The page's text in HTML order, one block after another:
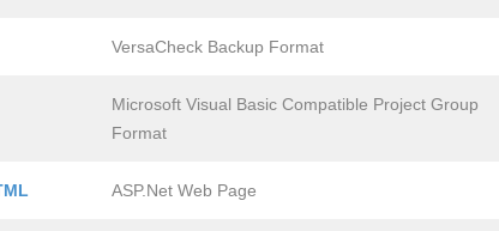
VersaCheck Backup Format
Microsoft Visual Basic Compatible Project Group
Format
ASP.Net Web Page